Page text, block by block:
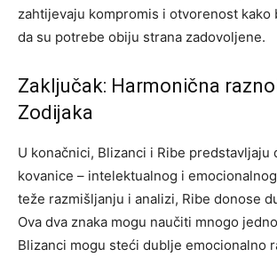
zahtijevaju kompromis i otvorenost kako
da su potrebe obiju strana zadovoljene.
Zaključak: Harmonična
Zodijaka
U konačnici, Blizanci i Ribe predstavljaju
kovanice – intelektualnog i
teže razmišljanju i analizi, Ribe donose
Ova dva znaka mogu naučiti mnogo
Blizanci mogu steći dublje emocionalno